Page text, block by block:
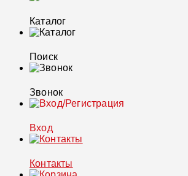
Каталог
Поиск
Звонок
Вход
Контакты